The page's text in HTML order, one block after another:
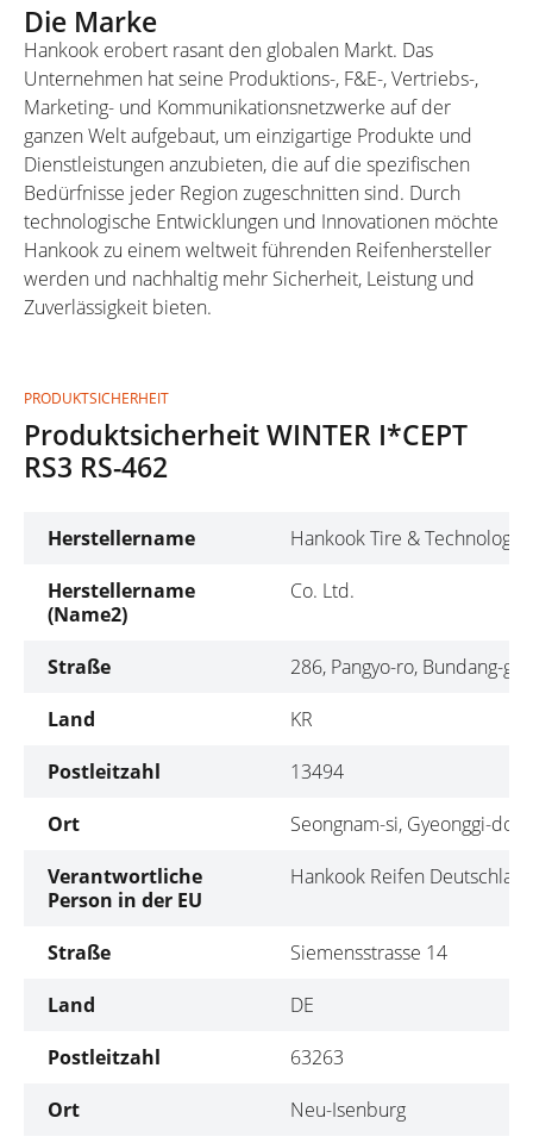
Die Marke
Hankook erobert rasant den globalen Markt. Das
Unternehmen hat seine Produktions-, F&E-, Vertriebs-,
Marketing- und Kommunikationsnetzwerke auf der
ganzen Welt aufgebaut, um einzigartige Produkte und
Dienstleistungen anzubieten, die auf die spezifischen
Bedürfnisse jeder Region zugeschnitten sind. Durch
technologische Entwicklungen und Innovationen möchte
Hankook zu einem weltweit führenden Reifenhersteller
werden und nachhaltig mehr Sicherheit, Leistung und
Zuverlässigkeit bieten.
PRODUKTSICHERHEIT
Produktsicherheit WINTER I*CEPT
RS3 RS-462
Herstellername
Hankook Tire & Technology
Herstellername
(Name2)
Co. Ltd.
Straße
286, Pangyo-ro, Bundang-gu
Land
KR
Postleitzahl
13494
Ort
Seongnam-si, Gyeonggi-do
Verantwortliche
Person in der EU
Hankook Reifen
Straße
Siemensstrasse 14
Land
DE
Postleitzahl
63263
Ort
Neu-Isenburg